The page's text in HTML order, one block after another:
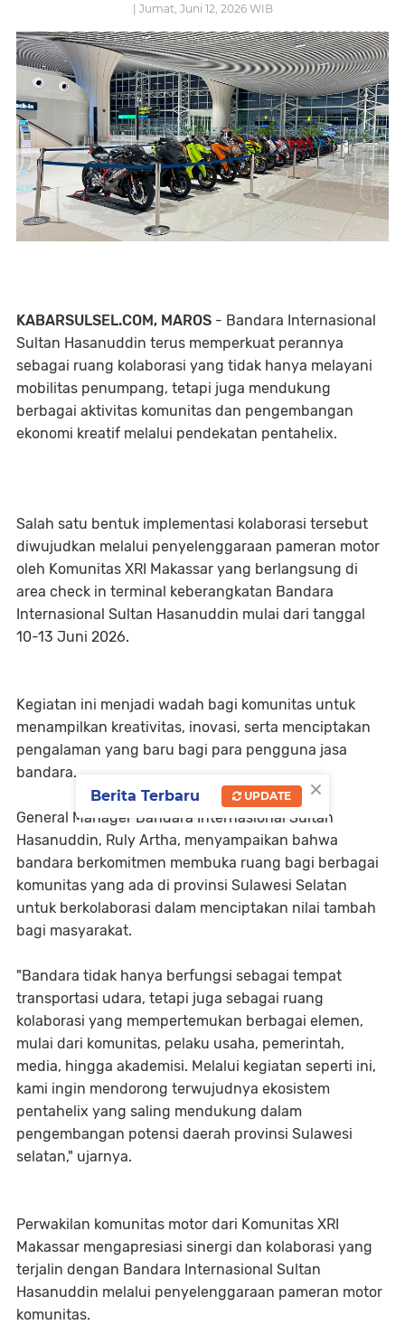
| Jumat, Juni 12, 2026 WIB
KABARSULSEL.COM, MAROS - Bandara Internasional
Sultan Hasanuddin terus memperkuat perannya
sebagai ruang kolaborasi yang tidak hanya melayani
mobilitas penumpang, tetapi juga mendukung
berbagai aktivitas komunitas dan pengembangan
ekonomi kreatif melalui pendekatan pentahelix.
Salah satu bentuk implementasi kolaborasi tersebut
diwujudkan melalui penyelenggaraan pameran motor
oleh Komunitas XRI Makassar yang berlangsung di
area check in terminal keberangkatan Bandara
Internasional Sultan Hasanuddin mulai dari tanggal
10-13 Juni 2026.
Kegiatan ini menjadi wadah bagi komunitas untuk
menampilkan kreativitas, inovasi, serta menciptakan
pengalaman yang baru bagi para pengguna jasa
bandara.
General Manager Bandara Internasional Sultan
Hasanuddin, Ruly Artha, menyampaikan bahwa
bandara berkomitmen membuka ruang bagi berbagai
komunitas yang ada di provinsi Sulawesi Selatan
untuk berkolaborasi dalam menciptakan nilai tambah
bagi masyarakat.
"Bandara tidak hanya berfungsi sebagai tempat
transportasi udara, tetapi juga sebagai ruang
kolaborasi yang mempertemukan berbagai elemen,
mulai dari komunitas, pelaku usaha, pemerintah,
media, hingga akademisi. Melalui kegiatan seperti ini,
kami ingin mendorong terwujudnya ekosistem
pentahelix yang saling mendukung dalam
pengembangan potensi daerah provinsi Sulawesi
selatan," ujarnya.
Perwakilan komunitas motor dari Komunitas XRI
Makassar mengapresiasi sinergi dan kolaborasi yang
terjalin dengan Bandara Internasional Sultan
Hasanuddin melalui penyelenggaraan pameran motor
komunitas.
×
Berita Terbaru UPDATE